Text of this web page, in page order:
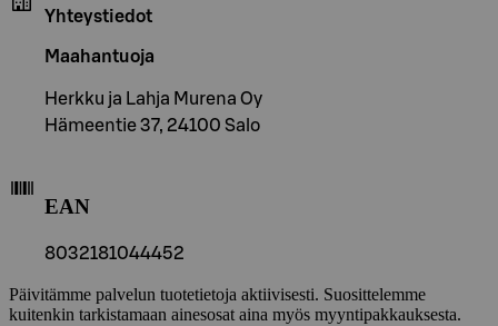
Yhteystiedot
Maahantuoja
Herkku ja Lahja Murena Oy
Hämeentie 37, 24100 Salo
EAN
8032181044452
Päivitämme palvelun tuotetietoja aktiivisesti. Suosittelemme
kuitenkin tarkistamaan ainesosat aina myös myyntipakkauksesta.